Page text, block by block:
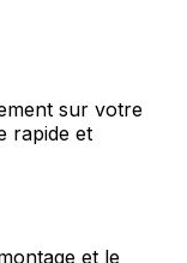
sur votre
rapide et
et le